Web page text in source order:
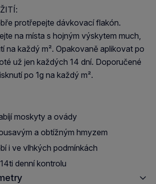
protřepejte dávkovací flakón.
na místa s hojným výskytem much,
na každý m². Opakovaně aplikovat po
už jen každých 14 dní. Doporučené
po 1g na každý m².
moskyty a ovády
a obtížným hmyzem
i ve vlhkých podmínkách
denní kontrolu